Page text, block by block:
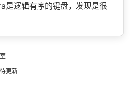
是逻辑有序的键盘，发现是很
更新